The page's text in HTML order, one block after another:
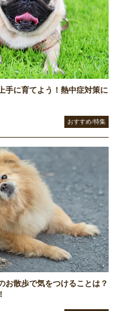
手に育てよう！熱中症対策に
おすすめ/特集
お散歩で気をつけることは？